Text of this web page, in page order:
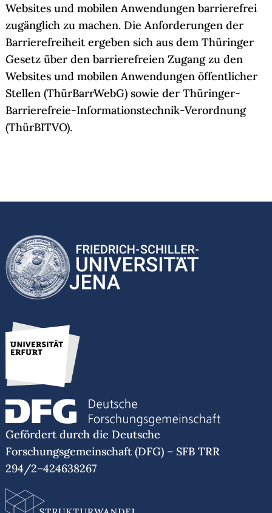
Websites und mobilen Anwendungen barrierefrei
zugänglich zu machen. Die Anforderungen der
Barrierefreiheit ergeben sich aus dem Thüringer
Gesetz über den barrierefreien Zugang zu den
Websites und mobilen Anwendungen öffentlicher
Stellen (ThürBarrWebG) sowie der Thüringer-
Barrierefreie-Informationstechnik-Verordnung
(ThürBITVO).
Gefördert durch die Deutsche
Forschungsgemeinschaft (DFG) – SFB TRR
294/2–424638267